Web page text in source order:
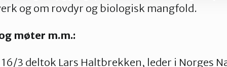
og om rovdyr og biologisk mangfold.
møter m.m.:
16/3 deltok Lars Haltbrekken, leder i Norges